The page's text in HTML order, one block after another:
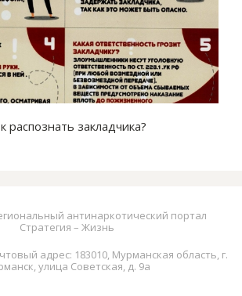
распознать закладчика?
антинаркотический портал
Стратегия – Жизнь
адрес: 183010, Мурманская область, г.
улица Советская, д. 9а